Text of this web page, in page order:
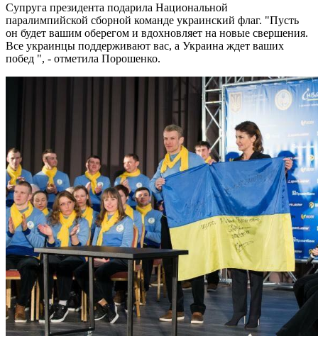
Супруга президента подарила Национальной
паралимпийской сборной команде украинский флаг. "Пусть
он будет вашим оберегом и вдохновляет на новые свершения.
Все украинцы поддерживают вас, а Украина ждет ваших
побед ", - отметила Порошенко.